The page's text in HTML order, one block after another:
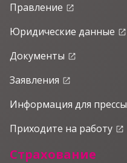
Правление launch
Юридические данные launch
Документы launch
Заявления launch
Информация для прессы
Приходите на работу launch
Страхование